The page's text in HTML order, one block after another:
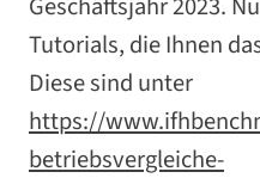
Tutorials, die Ihnen
Diese sind unter
https://
betriebsvergleiche-